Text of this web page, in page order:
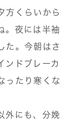
方くらいから
。夜には半袖
た。今朝はさ
ンドブレーカ
ったり寒くな
外にも、分娩